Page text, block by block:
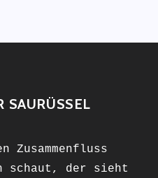
SAURÜSSEL
Zusammenfluss
schaut, der sieht